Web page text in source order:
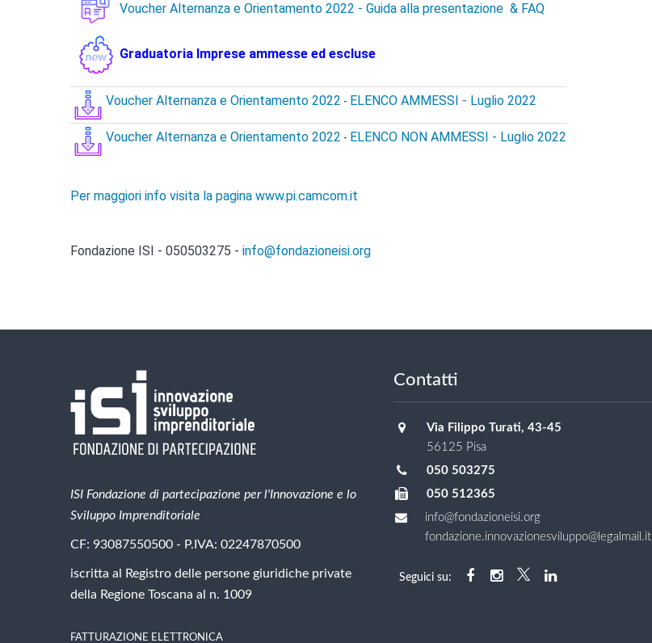
Voucher Alternanza e Orientamento 2022 - Guida alla presentazione & FAQ
Graduatoria Imprese ammesse ed escluse
Voucher Alternanza e Orientamento 2022 - ELENCO AMMESSI - Luglio 2022
Voucher Alternanza e Orientamento 2022 - ELENCO NON AMMESSI - Luglio 2022
Per maggiori info visita la pagina www.pi.camcom.it
Fondazione ISI - 050503275 - info@fondazioneisi.org
ISI Fondazione di partecipazione per l'Innovazione e lo
Sviluppo Imprenditoriale
CF: 93087550500 - P.IVA: 02247870500
iscritta al Registro delle persone giuridiche private
della Regione Toscana al n. 1009
FATTURAZIONE ELETTRONICA
Contatti
Via Filippo Turati, 43-45
56125 Pisa
050 503275
050 512365
info@fondazioneisi.org
fondazione.innovazionesviluppo@legalmail.it
Seguici su: